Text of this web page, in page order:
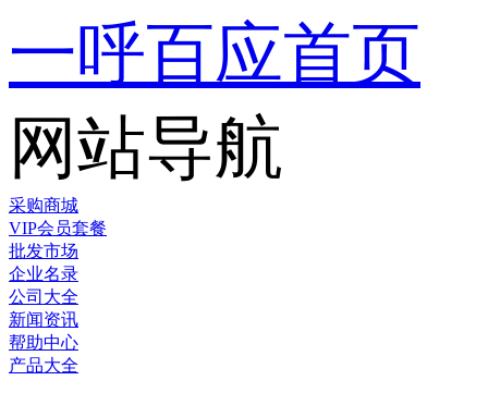
一呼百应首页
网站导航
采购商城
VIP会员套餐
批发市场
企业名录
公司大全
新闻资讯
帮助中心
产品大全